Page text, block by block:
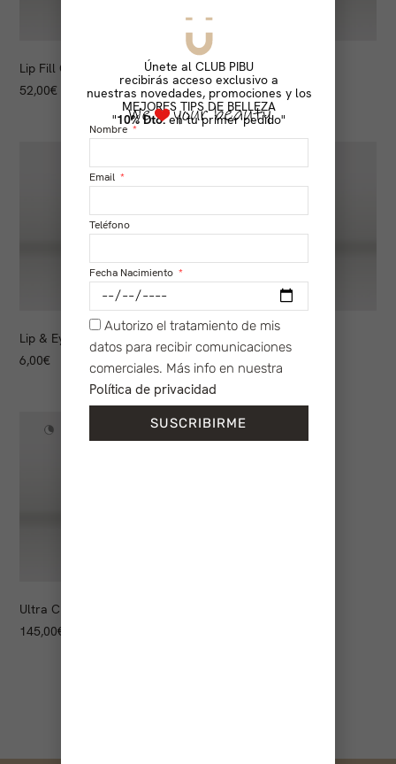
Lip Fill Contour
52,00€
Neck Cream
89,00€
Lip & Eye Remover
6,00€
Cream
115,00
Ultra Cream
145,00€
Únete al CLUB PIBU
recibirás acceso exclusivo a
nuestras novedades, promociones y los
MEJORES TIPS DE BELLEZA
"10% Dto.en tu primer pedido"
Nombre
Email
Teléfono
Fecha Nacimiento
Autorizo el tratamiento de mis
datos para recibir comunicaciones
comerciales. Más info en nuestra
Política de privacidad
SUSCRIBIRME